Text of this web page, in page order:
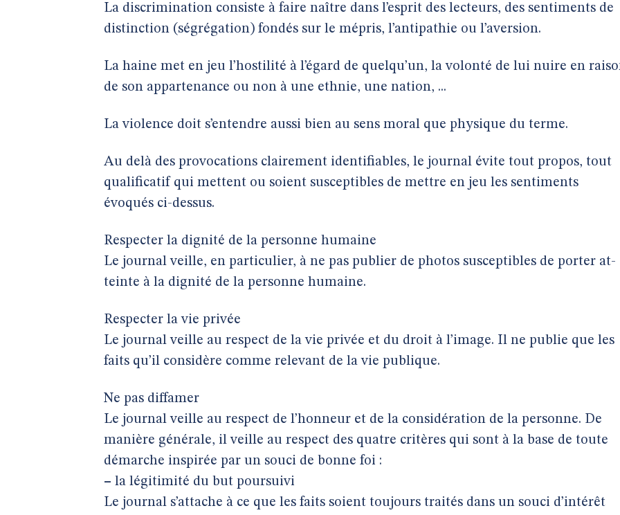
La discrimination consiste à faire naître dans l’esprit des lecteurs, des sentiments de
distinction (ségrégation) fondés sur le mépris, l’antipathie ou l’aversion.
La haine met en jeu l’hostilité à l’égard de quelqu’un, la volonté de lui nuire en
de son appartenance ou non à une ethnie, une nation, ...
La violence doit s’entendre aussi bien au sens moral que physique du terme.
Au delà des provocations clairement identifiables, le journal évite tout propos, tout
qualificatif qui mettent ou soient susceptibles de mettre en jeu les sentiments
évoqués ci-dessus.
Respecter la dignité de la personne humaine
Le journal veille, en particulier, à ne pas publier de photos susceptibles de porter at-
teinte à la dignité de la personne humaine.
Respecter la vie privée
Le journal veille au respect de la vie privée et du droit à l’image. Il ne publie que les
faits qu’il considère comme relevant de la vie publique.
Ne pas diffamer
Le journal veille au respect de l’honneur et de la considération de la personne. De
manière générale, il veille au respect des quatre critères qui sont à la base de toute
démarche inspirée par un souci de bonne foi :
– la légitimité du but poursuivi
Le journal s’attache à ce que les faits soient toujours traités dans un souci d’intérêt